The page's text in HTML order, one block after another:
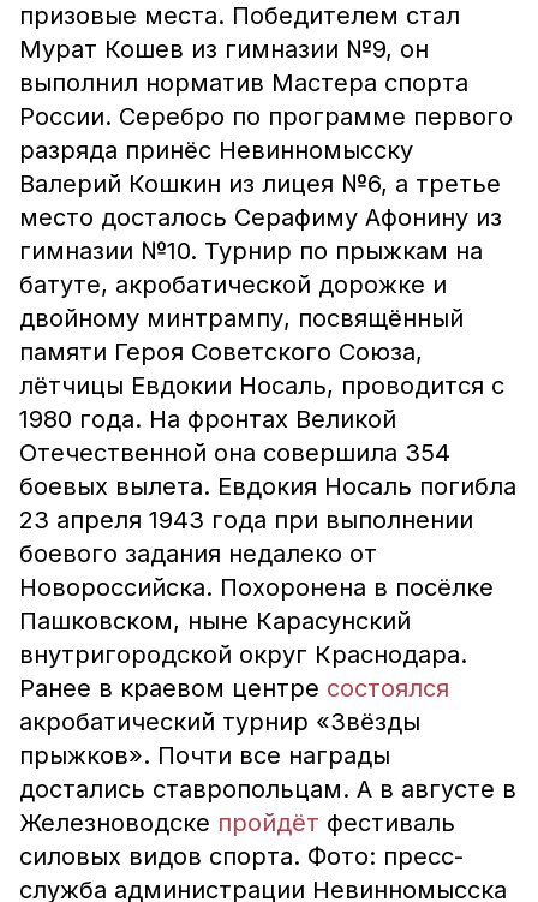
призовые места. Победителем стал
Мурат Кошев из гимназии №9, он
выполнил норматив Мастера спорта
России. Серебро по программе первого
разряда принёс Невинномысску
Валерий Кошкин из лицея №6, а третье
место досталось Серафиму Афонину из
гимназии №10. Турнир по прыжкам на
батуте, акробатической дорожке и
двойному минтрампу, посвящённый
памяти Героя Советского Союза,
лётчицы Евдокии Носаль, проводится с
1980 года. На фронтах Великой
Отечественной она совершила 354
боевых вылета. Евдокия Носаль погибла
23 апреля 1943 года при выполнении
боевого задания недалеко от
Новороссийска. Похоронена в посёлке
Пашковском, ныне Карасунский
внутригородской округ Краснодара.
Ранее в краевом центре состоялся
акробатический турнир «Звёзды
прыжков». Почти все награды
достались ставропольцам. А в августе в
Железноводске пройдёт фестиваль
силовых видов спорта. Фото: пресс-
служба администрации Невинномысска